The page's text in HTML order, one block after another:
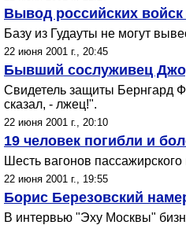
Вывод российских
Базу из Гудауты не могут
22 июня 2001 г., 20:45
Бывший сослуживец
Свидетель защиты Бернгард
сказал, - лжец!".
22 июня 2001 г., 20:10
19 человек погибли и
Шесть вагонов
22 июня 2001 г., 19:55
Борис Березовский
В интервью "Эху Москвы"